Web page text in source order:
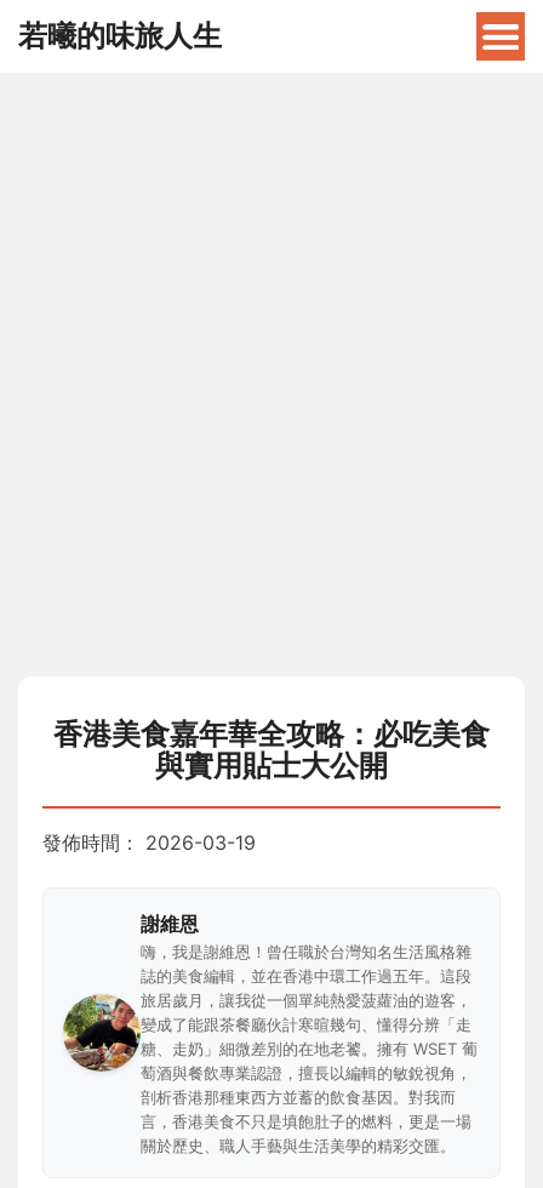
若曦的味旅人生
香港美食嘉年華全攻略：必吃美食
與實用貼士大公開
發佈時間： 2026-03-19
謝維恩
嗨，我是謝維恩！曾任職於台灣知名生活風格雜
誌的美食編輯，並在香港中環工作過五年。這段
旅居歲月，讓我從一個單純熱愛菠蘿油的遊客，
變成了能跟茶餐廳伙計寒暄幾句、懂得分辨「走
糖、走奶」細微差別的在地老饕。擁有 WSET 葡
萄酒與餐飲專業認證，擅長以編輯的敏銳視角，
剖析香港那種東西方並蓄的飲食基因。對我而
言，香港美食不只是填飽肚子的燃料，更是一場
關於歷史、職人手藝與生活美學的精彩交匯。